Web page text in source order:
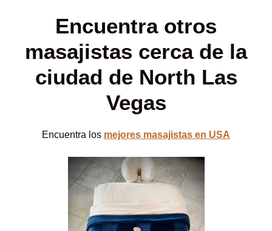
Encuentra otros
masajistas cerca de la
ciudad de North Las
Vegas
Encuentra los mejores masajistas en USA